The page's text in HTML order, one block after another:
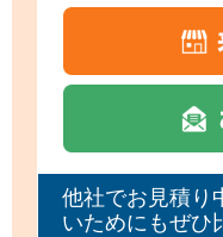
他社でお見積り
いためにもぜひ